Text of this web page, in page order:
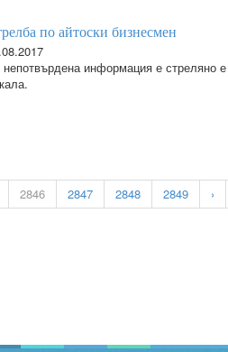
по айтоски бизнесмен
информация е стреляно
2846 2847 2848 2849 ›